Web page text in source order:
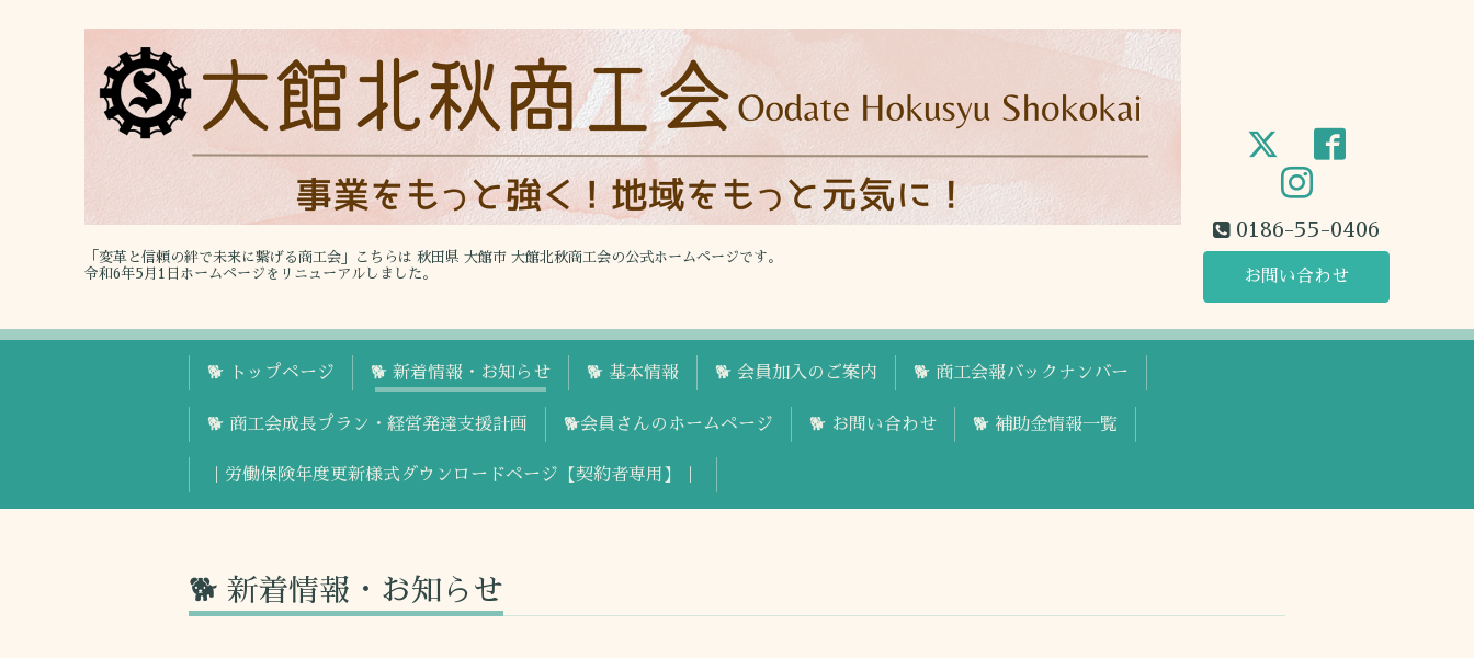
「変革と信頼の絆で未来に繋げる商工会」こちらは 秋田県 大館市 大館北秋商工会の公式ホームページです。
令和6年5月1日ホームページをリニューアルしました。
0186-55-0406
お問い合わせ
🐕 トップページ 🐕 新着情報・お知らせ 🐕 基本情報 🐕 会員加入のご案内 🐕 商工会報バックナンバー
🐕 商工会成長プラン・経営発達支援計画 🐕会員さんのホームページ 🐕 お問い合わせ 🐕 補助金情報一覧
｜労働保険年度更新様式ダウンロードページ【契約者専用】｜
🐕 新着情報・お知らせ